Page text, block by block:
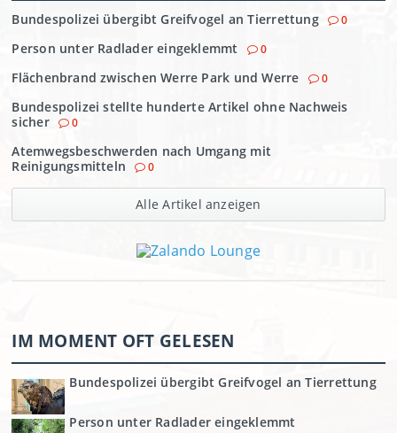
Bundespolizei übergibt Greifvogel an Tierrettung 0
Person unter Radlader eingeklemmt 0
Flächenbrand zwischen Werre Park und Werre 0
Bundespolizei stellte hunderte Artikel ohne Nachweis
sicher
0
Atemwegsbeschwerden nach Umgang mit
Reinigungsmitteln
0
Alle Artikel anzeigen
IM MOMENT OFT GELESEN
Bundespolizei übergibt Greifvogel an Tierrettung
Person unter Radlader eingeklemmt